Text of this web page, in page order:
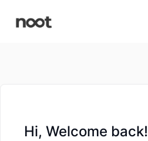
Hi, Welcome back!